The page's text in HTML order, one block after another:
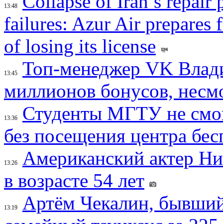
13:48
failures: Azur Air prepares
of losing its license
13:45
Топ-менеджер VK
миллионов бонусов,
13:36
Студенты МГТУ не
без посещения центра
13:26
Американский актер
в возрасте 54 лет
13:19
Артём Чекалин,